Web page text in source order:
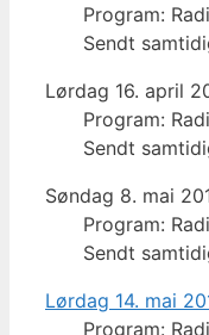
Program:
Sendt
Lørdag 16. april
Program:
Sendt
Søndag 8. mai
Program:
Sendt
Lørdag 14. mai
Program: